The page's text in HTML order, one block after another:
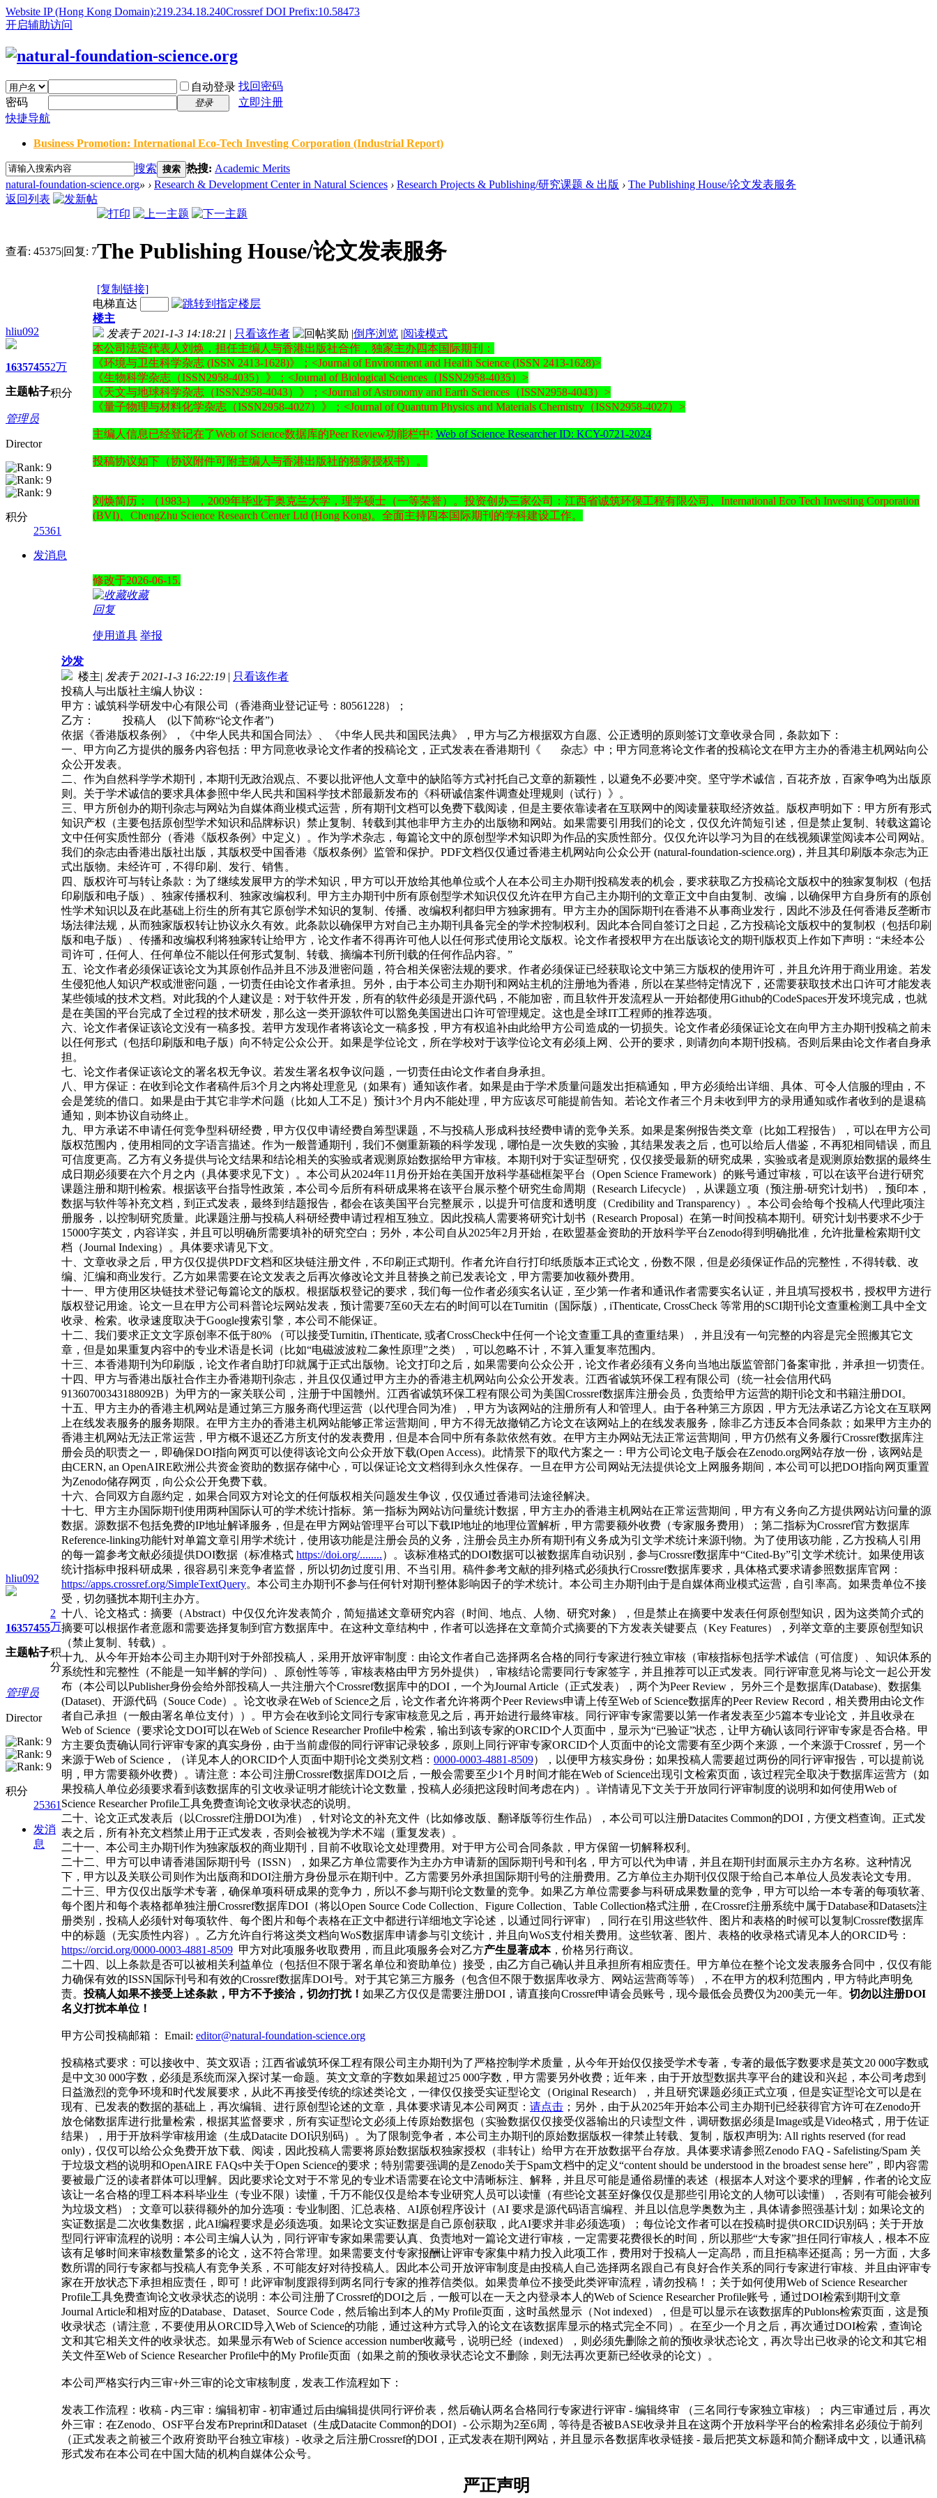
Website IP (Hong Kong Domain):219.234.18.240Crossref DOI Prefix:10.58473
开启辅助访问
自动登录 找回密码
密码
登录
立即注册
快捷导航
Business Promotion: International Eco-Tech Investing Corporation (Industrial Report)
搜索 搜索 热搜: Academic Merits
natural-foundation-science.org» › Research & Development Center in Natural Sciences › Research Projects & Publishing/研究课题 & 出版 › The Publishing House/论文发表服务
返回列表
查看: 45375|回复: 7The Publishing House/论文发表服务
[复制链接]
hliu092
1635
主题
7455
帖子
2万
积分
管理员
Director
积分
25361
发消息
电梯直达
楼主
发表于 2021-1-3 14:18:21 | 只看该作者 |倒序浏览 |阅读模式
本公司法定代表人刘焕，担任主编人与香港出版社合作，独家主办四本国际期刊：
《环境与卫生科学杂志 (ISSN 2413-1628)》；<Journal of Environment and Health Science (ISSN 2413-1628)>
《生物科学杂志（ISSN2958-4035）》；<Journal of Biological Sciences（ISSN2958-4035）>
《天文与地球科学杂志（ISSN2958-4043）》；<Journal of Astronomy and Earth Sciences（ISSN2958-4043）>
《量子物理与材料化学杂志（ISSN2958-4027）》；<Journal of Quantum Physics and Materials Chemistry（ISSN2958-4027）>
主编人信息已经登记在了Web of Science数据库的Peer Review功能栏中: Web of Science Researcher ID: KCY-0721-2024
投稿协议如下（协议附件可附主编人与香港出版社的独家授权书）。
刘焕简历：（1983-），2009年毕业于奥克兰大学，理学硕士（一等荣誉）。投资创办三家公司：江西省诚筑环保工程有限公司、International Eco Tech Investing Corporation
(BVI)、ChengZhu Science Research Center Ltd (Hong Kong)。全面主持四本国际期刊的学科建设工作。
修改于2026-06-15.
收藏
回复
使用道具 举报
hliu092
1635
主题
7455
帖子
2
万
积
分
管理员
Director
积分
25361
发消
息
沙发
楼主| 发表于 2021-1-3 16:22:19 | 只看该作者
投稿人与出版社主编人协议：
甲方：诚筑科学研发中心有限公司（香港商业登记证号：80561228）；
乙方： 投稿人 (以下简称“论文作者”)
依据《香港版权条例》，《中华人民共和国合同法》、《中华人民共和国民法典》，甲方与乙方根据双方自愿、公正透明的原则签订文章收录合同，条款如下：
一、甲方向乙方提供的服务内容包括：甲方同意收录论文作者的投稿论文，正式发表在香港期刊《 杂志》中；甲方同意将论文作者的投稿论文在甲方主办的香港主机网站向公
众公开发表。
二、作为自然科学学术期刊，本期刊无政治观点、不要以批评他人文章中的缺陷等方式衬托自己文章的新颖性，以避免不必要冲突。坚守学术诚信，百花齐放，百家争鸣为出版原
则。关于学术诚信的要求具体参照中华人民共和国科学技术部最新发布的《科研诚信案件调查处理规则（试行）》。
三、甲方所创办的期刊杂志与网站为自媒体商业模式运营，所有期刊文档可以免费下载阅读，但是主要依靠读者在互联网中的阅读量获取经济效益。版权声明如下：甲方所有形式
知识产权（主要包括原创型学术知识和品牌标识）禁止复制、转载到其他非甲方主办的出版物和网站。如果需要引用我们的论文，仅仅允许简短引述，但是禁止复制、转载这篇论
文中任何实质性部分（香港《版权条例》中定义）。作为学术杂志，每篇论文中的原创型学术知识即为作品的实质性部分。仅仅允许以学习为目的在线视频课堂阅读本公司网站。
我们的杂志由香港出版社出版，其版权受中国香港《版权条例》监管和保护。PDF文档仅仅通过香港主机网站向公众公开 (natural-foundation-science.org)，并且其印刷版本杂志为正
式出版物。未经许可，不得印刷、发行、销售。
四、版权许可与转让条款：为了继续发展甲方的学术知识，甲方可以开放给其他单位或个人在本公司主办期刊投稿发表的机会，要求获取乙方投稿论文版权中的独家复制权（包括
印刷版和电子版）、独家传播权利、独家改编权利。甲方主办期刊中所有原创型学术知识仅仅允许在甲方自己主办期刊的文章正文中自由复制、改编，以确保甲方自身所有的原创
性学术知识以及在此基础上衍生的所有其它原创学术知识的复制、传播、改编权利都归甲方独家拥有。甲方主办的国际期刊在香港不从事商业发行，因此不涉及任何香港反垄断市
场法律法规，从而独家版权转让协议永久有效。此条款以确保甲方对自己主办期刊具备完全的学术控制权利。因此本合同自签订之日起，乙方投稿论文版权中的复制权（包括印刷
版和电子版）、传播和改编权利将独家转让给甲方，论文作者不得再许可他人以任何形式使用论文版权。论文作者授权甲方在出版该论文的期刊版权页上作如下声明：“未经本公
司许可，任何人、任何单位不能以任何形式复制、转载、摘编本刊所刊载的任何作品内容。”
五、论文作者必须保证该论文为其原创作品并且不涉及泄密问题，符合相关保密法规的要求。作者必须保证已经获取论文中第三方版权的使用许可，并且允许用于商业用途。若发
生侵犯他人知识产权或泄密问题，一切责任由论文作者承担。另外，由于本公司主办期刊和网站主机的注册地为香港，所以在某些特定情况下，还需要获取技术出口许可才能发表
某些领域的技术文档。对此我的个人建议是：对于软件开发，所有的软件必须是开源代码，不能加密，而且软件开发流程从一开始都使用Github的CodeSpaces开发环境完成，也就
是在美国的平台完成了全过程的技术研发，那么这一类开源软件可以豁免美国进出口许可管理规定。这也是全球IT工程师的推荐选项。
六、论文作者保证该论文没有一稿多投。若甲方发现作者将该论文一稿多投，甲方有权追补由此给甲方公司造成的一切损失。论文作者必须保证论文在向甲方主办期刊投稿之前未
以任何形式（包括印刷版和电子版）向不特定公众公开。如果是学位论文，所在学校对于该学位论文有必须上网、公开的要求，则请勿向本期刊投稿。否则后果由论文作者自身承
担。
七、论文作者保证该论文的署名权无争议。若发生署名权争议问题，一切责任由论文作者自身承担。
八、甲方保证：在收到论文作者稿件后3个月之内将处理意见（如果有）通知该作者。如果是由于学术质量问题发出拒稿通知，甲方必须给出详细、具体、可令人信服的理由，不
会是笼统的借口。如果是由于其它非学术问题（比如人工不足）预计3个月内不能处理，甲方应该尽可能提前告知。若论文作者三个月未收到甲方的录用通知或作者收到的是退稿
通知，则本协议自动终止。
九、甲方承诺不申请任何竞争型科研经费，甲方仅仅申请经费自筹型课题，不与投稿人形成科技经费申请的竞争关系。如果是案例报告类文章（比如工程报告），可以在甲方公司
版权范围内，使用相同的文字语言描述。作为一般普通期刊，我们不侧重新颖的科学发现，哪怕是一次失败的实验，其结果发表之后，也可以给后人借鉴，不再犯相同错误，而且
可信度更高。乙方有义务提供与论文结果和结论相关的实验或者观测原始数据给甲方审核。本期刊对于实证型研究，仅仅接受最新的研究成果，实验或者是观测原始数据的最终生
成日期必须要在六个月之内（具体要求见下文）。本公司从2024年11月份开始在美国开放科学基础框架平台（Open Science Framework）的账号通过审核，可以在该平台进行研究
课题注册和期刊检索。根据该平台指导性政策，本公司今后所有科研成果将在该平台展示整个研究生命周期（Research Lifecycle），从课题立项（预注册-研究计划书），预印本，
数据与软件等补充文档，到正式发表，最终到结题报告，都会在该美国平台完整展示，以提升可信度和透明度（Credibility and Transparency）。本公司会给每个投稿人代理此项注
册服务，以控制研究质量。此课题注册与投稿人科研经费申请过程相互独立。因此投稿人需要将研究计划书（Research Proposal）在第一时间投稿本期刊。研究计划书要求不少于
15000字英文，内容详实，并且可以明确所需要填补的研究空白；另外，本公司自从2025年2月开始，在欧盟基金资助的开放科学平台Zenodo得到明确批准，允许批量检索期刊文
档（Journal Indexing）。具体要求请见下文。
十、文章收录之后，甲方仅仅提供PDF文档和区块链注册文件，不印刷正式期刊。作者允许自行打印纸质版本正式论文，份数不限，但是必须保证作品的完整性，不得转载、改
编、汇编和商业发行。乙方如果需要在论文发表之后再次修改论文并且替换之前已发表论文，甲方需要加收额外费用。
十一、甲方使用区块链技术登记每篇论文的版权。根据版权登记的要求，我们每一位作者必须实名认证，至少第一作者和通讯作者需要实名认证，并且填写授权书，授权甲方进行
版权登记用途。论文一旦在甲方公司科普论坛网站发表，预计需要7至60天左右的时间可以在Turnitin（国际版）, iThenticate, CrossCheck 等常用的SCI期刊论文查重检测工具中全文
收录、检索。收录速度取决于Google搜索引擎，本公司不能保证。
十二、我们要求正文文字原创率不低于80% （可以接受Turnitin, iThenticate, 或者CrossCheck中任何一个论文查重工具的查重结果），并且没有一句完整的内容是完全照搬其它文
章，但是如果重复内容中的专业术语是长词（比如“电磁波波粒二象性原理”之类），可以忽略不计，不算入重复率范围内。
十三、本香港期刊为印刷版，论文作者自助打印就属于正式出版物。论文打印之后，如果需要向公众公开，论文作者必须有义务向当地出版监管部门备案审批，并承担一切责任。
十四、甲方与香港出版社合作主办香港期刊杂志，并且仅仅通过甲方主办的香港主机网站向公众公开发表。江西省诚筑环保工程有限公司（统一社会信用代码
91360700343188092B）为甲方的一家关联公司，注册于中国赣州。江西省诚筑环保工程有限公司为美国Crossref数据库注册会员，负责给甲方运营的期刊论文和书籍注册DOI。
十五、甲方主办的香港主机网站是通过第三方服务商代理运营（以代理合同为准），甲方为该网站的注册所有人和管理人。由于各种第三方原因，甲方无法承诺乙方论文在互联网
上在线发表服务的服务期限。在甲方主办的香港主机网站能够正常运营期间，甲方不得无故撤销乙方论文在该网站上的在线发表服务，除非乙方违反本合同条款；如果甲方主办的
香港主机网站无法正常运营，甲方概不退还乙方所支付的发表费用，但是本合同中所有条款依然有效。在甲方主办网站无法正常运营期间，甲方仍然有义务履行Crossref数据库注
册会员的职责之一，即确保DOI指向网页可以使得该论文向公众开放下载(Open Access)。此情景下的取代方案之一：甲方公司论文电子版会在Zenodo.org网站存放一份，该网站是
由CERN, an OpenAIRE欧洲公共资金资助的数据存储中心，可以保证论文文档得到永久性保存。一旦在甲方公司网站无法提供论文上网服务期间，本公司可以把DOI指向网页重置
为Zenodo储存网页，向公众公开免费下载。
十六、合同双方自愿约定，如果合同双方对论文的任何版权相关问题发生争议，仅仅通过香港司法途径解决。
十七、甲方主办国际期刊使用两种国际认可的学术统计指标。第一指标为网站访问量统计数据，甲方主办的香港主机网站在正常运营期间，甲方有义务向乙方提供网站访问量的源
数据。源数据不包括免费的IP地址解译服务，但是在甲方网站管理平台可以下载IP地址的地理位置解析，甲方需要额外收费（专家服务费用）；第二指标为Crossref官方数据库
Reference-linking功能针对单篇文章引用学术统计，使用该功能是注册会员的义务，注册会员主办所有期刊有义务成为引文学术统计来源刊物。为了使用该功能，乙方投稿人引用
的每一篇参考文献必须提供DOI数据（标准格式 https://doi.org/........）。该标准格式的DOI数据可以被数据库自动识别，参与Crossref数据库中“Cited-By”引文学术统计。如果使用该
统计指标申报科研成果，很容易引来竞争者监督，所以切勿过度引用、不当引用。稿件参考文献的排列格式必须执行Crossref数据库要求，具体格式要求请参照数据库官网：
https://apps.crossref.org/SimpleTextQuery。本公司主办期刊不参与任何针对期刊整体影响因子的学术统计。本公司主办期刊由于是自媒体商业模式运营，自引率高。如果贵单位不接
受，切勿骚扰本期刊主办方。
十八、论文格式：摘要（Abstract）中仅仅允许发表简介，简短描述文章研究内容（时间、地点、人物、研究对象），但是禁止在摘要中发表任何原创型知识，因为这类简介式的
摘要可以根据作者意愿和需要选择复制到官方数据库中。在这种文章结构中，作者可以选择在文章简介式摘要的下方发表关键要点（Key Features），列举文章的主要原创型知识
（禁止复制、转载）。
十九、从今年开始本公司主办期刊对于外部投稿人，采用开放评审制度：由论文作者自己选择两名合格的同行专家进行独立审核（审核指标包括学术诚信（可信度）、知识体系的
系统性和完整性（不能是一知半解的学问）、原创性等等，审核表格由甲方另外提供），审核结论需要同行专家签字，并且推荐可以正式发表。同行评审意见将与论文一起公开发
布（本公司以Publisher身份会给外部投稿人一共注册六个Crossref数据库中的DOI，一个为Journal Article（正式发表），两个为Peer Review， 另外三个是数据库(Database)、数据集
(Dataset)、开源代码（Souce Code）。论文收录在Web of Science之后，论文作者允许将两个Peer Reviews申请上传至Web of Science数据库的Peer Review Record，相关费用由论文作
者自己承担（一般由署名单位支付））。甲方会在收到论文同行专家审核意见之后，再开始进行最终审核。同行评审专家需要以第一作者发表至少5篇本专业论文，并且收录在
Web of Science（要求论文DOI可以在Web of Science Researcher Profile中检索，输出到该专家的ORCID个人页面中，显示为“已验证”状态，让甲方确认该同行评审专家是否合格。甲
方主要负责确认同行评审专家的真实身份，由于当前虚假的同行评审记录较多，原则上同行评审专家ORCID个人页面中的论文需要有至少两个来源，一个来源于Crossref，另一个
来源于Web of Science，（详见本人的ORCID个人页面中期刊论文类别文档： 0000-0003-4881-8509），以便甲方核实身份；如果投稿人需要超过两份的同行评审报告，可以提前说
明，甲方需要额外收费）。请注意：本公司注册Crossref数据库DOI之后，一般会需要至少1个月时间才能在Web of Science出现引文检索页面，该过程完全取决于数据库运营方（如
果投稿人单位必须要求看到该数据库的引文收录证明才能统计论文数量，投稿人必须把这段时间考虑在内）。详情请见下文关于开放同行评审制度的说明和如何使用Web of
Science Researcher Profile工具免费查询论文收录状态的说明。
二十、论文正式发表后（以Crossref注册DOI为准），针对论文的补充文件（比如修改版、翻译版等衍生作品），本公司可以注册Datacites Common的DOI，方便文档查询。正式发
表之后，所有补充文档禁止用于正式发表，否则会被视为学术不端（重复发表）。
二十一、本公司主办期刊作为独家版权的商业期刊，目前不收取论文处理费用。对于甲方公司合同条款，甲方保留一切解释权利。
二十二、甲方可以申请香港国际期刊号（ISSN），如果乙方单位需要作为主办方申请新的国际期刊号和刊名，甲方可以代为申请，并且在期刊封面展示主办方名称。这种情况
下，甲方以及关联公司则作为出版商和DOI注册方身份显示在期刊中。乙方需要另外承担国际期刊号的注册费用。乙方单位主办期刊仅仅限于给自己本单位人员发表论文专用。
二十三、甲方仅仅出版学术专著，确保单项科研成果的竞争力，所以不参与期刊论文数量的竞争。如果乙方单位需要参与科研成果数量的竞争，甲方可以给一本专著的每项软著、
每个图片和每个表格都单独注册Crossref数据库DOI（将以Open Source Code Collection、Figure Collection、Table Collection格式注册，在Crossref注册系统中属于Database和Datasets注
册类别，投稿人必须针对每项软件、每个图片和每个表格在正文中都进行详细地文字论述，以通过同行评审），同行在引用这些软件、图片和表格的时候可以复制Crossref数据库
中的标题（无实质性内容）。乙方允许自行将这类文档向WoS数据库申请参与引文统计，并且向WoS支付相关费用。这些软著、图片、表格的收录格式请见本人的ORCID号：
https://orcid.org/0000-0003-4881-8509 甲方对此项服务收取费用，而且此项服务会对乙方产生显著成本，价格另行商议。
二十四、以上条款是否可以被相关利益单位（包括但不限于署名单位和资助单位）接受，由乙方自己确认并且承担所有相应责任。甲方单位在整个论文发表服务合同中，仅仅有能
力确保有效的ISSN国际刊号和有效的Crossref数据库DOI号。对于其它第三方服务（包含但不限于数据库收录方、网站运营商等等），不在甲方的权利范围内，甲方特此声明免
责。投稿人如果不接受上述条款，甲方不予接洽，切勿打扰！ 如果乙方仅仅是需要注册DOI，请直接向Crossref申请会员账号，现今最低会员费仅为200美元一年。 切勿以注册DOI
名义打扰本单位！
甲方公司投稿邮箱： Email: editor@natural-foundation-science.org
投稿格式要求：可以接收中、英文双语；江西省诚筑环保工程有限公司主办期刊为了严格控制学术质量，从今年开始仅仅接受学术专著，专著的最低字数要求是英文20 000字数或
是中文30 000字数，必须是系统而深入探讨某一命题。英文文章的字数如果超过25 000字数，甲方需要另外收费；近年来，由于开放型数据共享平台的建设和兴起，本公司考虑到
日益激烈的竞争环境和时代发展要求，从此不再接受传统的综述类论文，一律仅仅接受实证型论文（Original Research），并且研究课题必须正式立项，但是实证型论文可以是在
现有、已发表的数据的基础上，再次编辑、进行原创型论述的文章，具体要求请见本公司网页： 请点击 ；另外，由于从2025年开始本公司主办期刊已经获得官方许可在Zenodo开
放仓储数据库进行批量检索，根据其监督要求，所有实证型论文必须上传原始数据包（实验数据仅仅接受仪器输出的只读型文件，调研数据必须是Image或是Video格式，用于佐证
结果），用于开放科学审核用途（生成Datacite DOI识别码）。为了限制竞争者，本公司主办期刊的原始数据版权一律禁止转载、复制，版权声明为: All rights reserved (for read
only)，仅仅可以给公众免费开放下载、阅读，因此投稿人需要将原始数据版权独家授权（非转让）给甲方在开放数据平台存放。具体要求请参照Zenodo FAQ - Safelisting/Spam 关
于垃圾文档的说明和OpenAIRE FAQs中关于Open Science的要求；特别需要强调的是Zenodo关于Spam文档中的定义“content should be understood in the broadest sense here”，即内容需
要被最广泛的读者群体可以理解。因此要求论文对于不常见的专业术语需要在论文中清晰标注、解释，并且尽可能是通俗易懂的表述（根据本人对这个要求的理解，作者的论文应
该让一名合格的理工科本科毕业生（专业不限）读懂，千万不能仅仅是给本专业研究人员可以读懂（有些论文甚至好像仅仅是那些引用论文的人物可以读懂），否则有可能会被列
为垃圾文档）；文章可以获得额外的加分选项：专业制图、汇总表格、AI原创程序设计（AI 要求是源代码语言编程、并且以信息学奥数为主，具体请参照强基计划；如果论文的
实证数据是二次收集数据，此AI编程要求是必须选项。如果论文实证数据是自己原创获取，此AI要求并非必须选项）；每位论文作者可以在投稿时提供ORCID识别码；关于开放
型同行评审流程的说明：本公司主编人认为，同行评审专家如果需要认真、负责地对一篇论文进行审核，一定需要花费很长的时间，所以那些“大专家”担任同行审核人，根本不应
该有足够时间来审核数量繁多的论文，这不符合常理。如果需要支付专家报酬让评审专家集中精力投入此项工作，费用对于投稿人一定高昂，而且拒稿率还挺高；另一方面，大多
数所谓的同行专家都与投稿人有竞争关系，不可能友好对待投稿人。因此本公司开放评审制度是由投稿人自己选择两名跟自己有良好合作关系的同行专家进行审核、并且由评审专
家在开放状态下承担相应责任，即可！此评审制度跟得到两名同行专家的推荐信类似。如果贵单位不接受此类评审流程，请勿投稿！；关于如何使用Web of Science Researcher
Profile工具免费查询论文收录状态的说明：本公司注册了Crossref的DOI之后，一般可以在一天之内登录本人的Web of Science Researcher Profile账号，通过DOI检索到期刊文章
Journal Article和相对应的Database、Dataset、Source Code，然后输出到本人的My Profile页面，这时虽然显示（Not indexed），但是可以显示在该数据库的Publons检索页面，这是预
收录状态（请注意，不要使用从ORCID导入Web of Science的功能，通过这种方式导入的论文在该数据库显示的格式完全不同）。在至少一个月之后，再次通过DOI检索，查询论
文和其它相关文件的收录状态。如果显示有Web of Science accession number收藏号，说明已经（indexed），则必须先删除之前的预收录状态论文，再次导出已收录的论文和其它相
关文件至Web of Science Researcher Profile中的My Profile页面（如果之前的预收录状态论文不删除，则无法再次更新已经收录的论文）。
本公司严格实行内三审+外三审的论文审核制度，发表工作流程如下：
发表工作流程：收稿 - 内三审：编辑初审 - 初审通过后由编辑提供同行评价表，然后确认两名合格同行专家进行评审 - 编辑终审 （三名同行专家独立审核）； 内三审通过后，再次
外三审：在Zenodo、OSF平台发布Preprint和Dataset（生成Datacite Common的DOI）- 公示期为2至6周，等待是否被BASE收录并且在这两个开放科学平台的检索排名必须位于前列
（正式发表之前被三个政府资助平台独立审核）- 收录之后注册Crossref的DOI，正式发表在期刊网站，并且显示各数据库收录链接 - 最后把英文标题和简介翻译成中文，以通讯稿
形式发布在本公司在中国大陆的机构自媒体公众号。
严正声明